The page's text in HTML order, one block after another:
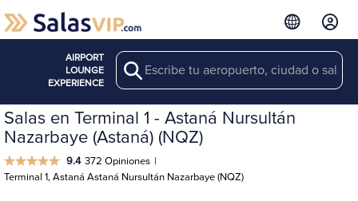
AIRPORT
LOUNGE
EXPERIENCE
Search
Salas en Terminal 1 - Astaná Nursultán
Nazarbaye (Astaná) (NQZ)
9.4 372 Opiniones |
Terminal 1, Astaná Astaná Nursultán Nazarbaye (NQZ)